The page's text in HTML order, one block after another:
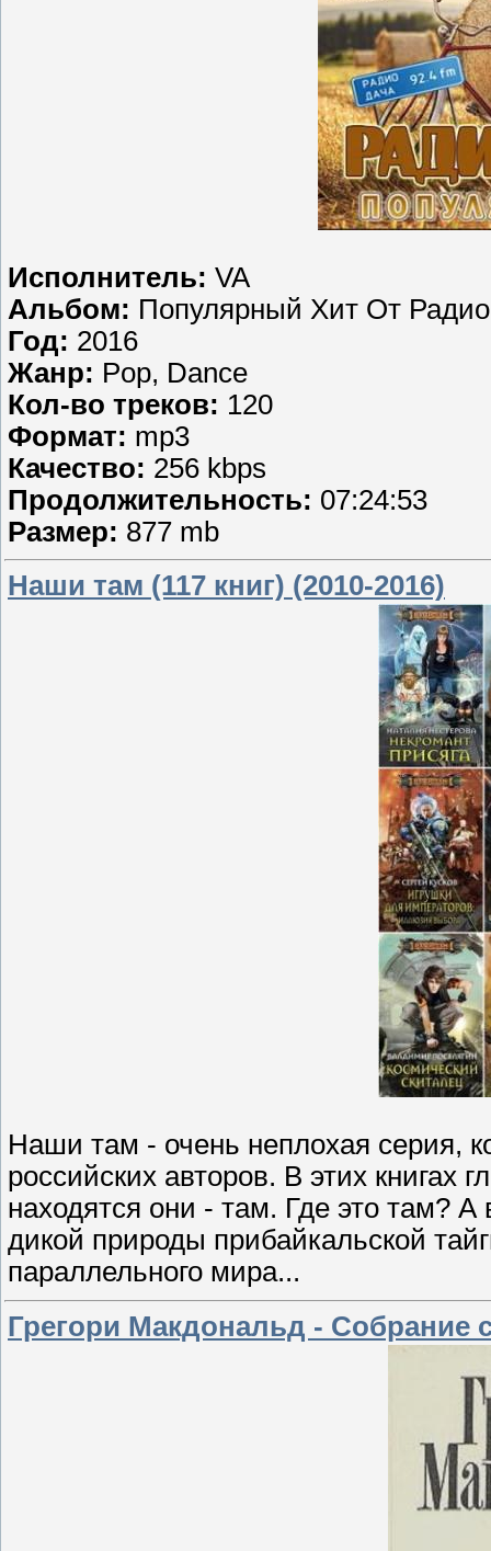
Исполнитель: VA
Альбом: Популярный Хит От
Год: 2016
Жанр: Pop, Dance
Кол-во треков: 120
Формат: mp3
Качество: 256 kbps
Продолжительность: 07:24:53
Размер: 877 mb
Наши там (117 книг) (2010-2016)
Наши там - очень неплохая серия,
российских авторов. В этих книгах
находятся они - там. Где это там?
дикой природы прибайкальской
параллельного мира...
Грегори Макдональд - Собрание